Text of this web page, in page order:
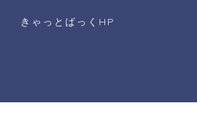
きゃっとばっくHP